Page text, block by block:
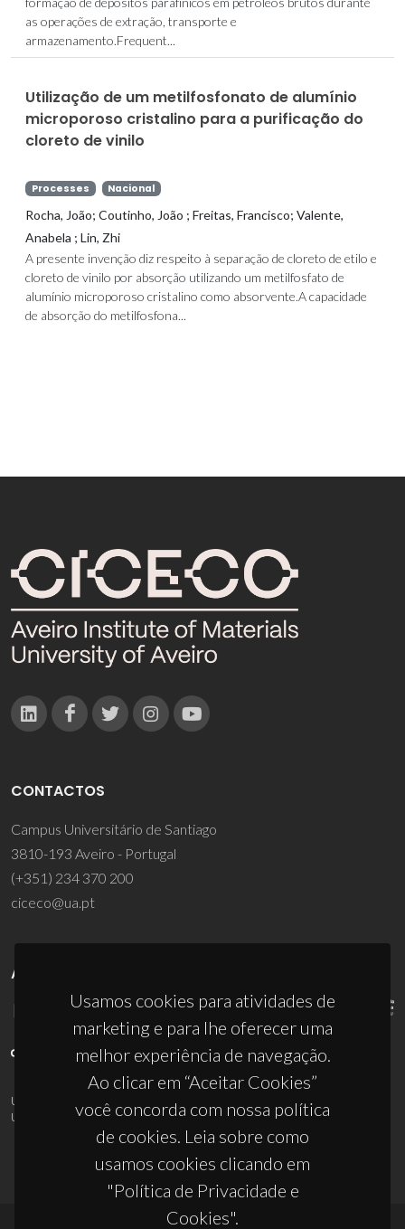
as operações de extração, transporte e
armazenamento.Frequent...
Utilização de um metilfosfonato de alumínio
microporoso cristalino para a purificação do
cloreto de vinilo
Processes Nacional
Rocha, João; Coutinho, João ; Freitas, Francisco; Valente,
Anabela ; Lin, Zhi
A presente invenção diz respeito à separação de cloreto de etilo e
cloreto de vinilo por absorção utilizando um metilfosfato de
alumínio microporoso cristalino como absorvente.A capacidade
de absorção do metilfosfona...
Usamos cookies para atividades de
marketing e para lhe oferecer uma
melhor experiência de navegação.
Ao clicar em “Aceitar Cookies”
você concorda com nossa política
de cookies. Leia sobre como
usamos cookies clicando em
"Política de Privacidade e
Cookies".
CONTACTOS
Campus Universitário de Santiago
3810-193 Aveiro - Portugal
(+351) 234 370 200
ciceco@ua.pt
APOIOS
UID/PRR/50011/2025 10.54499/UID/PRR/50011/2025 ) &
UID/PRR2/50011/2025(DOI:10.54499/UID/PRR2/50011/2025)